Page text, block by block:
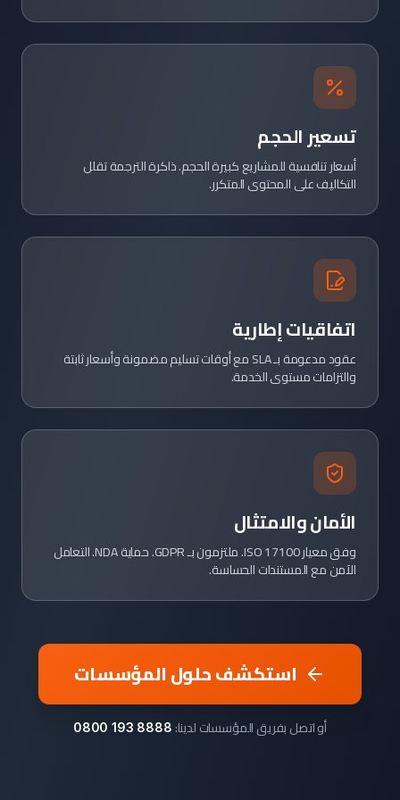
تسعير الحجم
أسعار تنافسية للمشاريع كبيرة الحجم. ذاكرة الترجمة تقلل
التكاليف على المحتوى المتكرر.
اتفاقيات إطارية
عقود مدعومة بـ SLA مع أوقات تسليم مضمونة وأسعار ثابتة
والتزامات مستوى الخدمة.
الأمان والامتثال
وفق معيار ISO 17100. ملتزمون بـ GDPR. حماية NDA. التعامل
الآمن مع المستندات الحساسة.
استكشف حلول المؤسسات
أو اتصل بفريق المؤسسات لدينا: 0800 193 8888